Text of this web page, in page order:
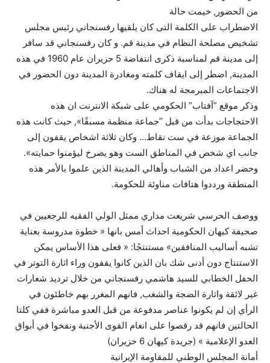
من الحضور, خيمت حالة
الاضطراب على الكلمة التى كان يلقيها رفسنجاني رئيس مجلس
تشخيص مصلحة النظام في مدينة قم. و كان رفسنجاني قد سافر
إلى مدينة قم لمناسبة ذكرى انتفاضة 5 حزيران عام 1960 في هذه
المدينة, اضطر إلى ايقاف كلمته ومغادرة المدينة دون الحضور في
الاجتماعات المبرمجة له هناك.
وذكر موقع ”آفتاب” الحكومي على شبكة الانترنت ان هذه
الاحتجاجات بدأت من قبل ”جماعة منظمة مسبقًا», حيث كانت هذه
الجماعة موزعة في ست نقاط… وكان ثلاثة اشخاص يقفون إلى
جانب اي شخص في المناطق الست وهو يصرخ ليؤمنوا حمايته».
وحضر اعداد من الشباب وأهالي المدينة الذين علموا بالأمر هذه
المنطقة ورددوا هتافات مناوئة للحكومة.
ووصف الحرسي شريعت مداري ممثل الولي الفقيه للرجعيين في
صحيفة كيهان الحكومية احداث أمس بانها « خطوة مدروسة بعناية
تشبه أساليب المنافقين» مستنتجًا: « فعلى هذا الأساس يمكن
الاستنتاج دون أدنى شك بان الذين كانوا يقفون وراء اثارة التوتر في
الحفل الخطابي للسيد هاشمي رفسنجاني من خلال ترديد شعارات
غير لائقة واثارة الضجة والشغب, فانهم المغرر بهم خاطئون في
الرأي إن لم يكونوا عناصر مدفوعة من قبل العدو مباشرة ففي كلتا
الحالتين فانهم قد رقصوا على انغام القوى الأجنبة ونفخوا في أبواق
العدو الإعلامية » (جريدة كيهان 6 حزيران)
أمانة المجلس الوطني للمقاومة الإيرانية